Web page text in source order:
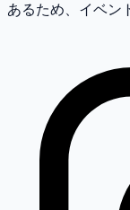
あるため、イベン